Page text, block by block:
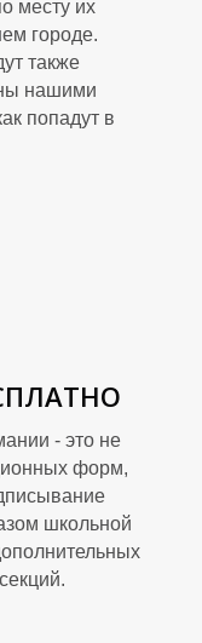
месту их
городе.
также
нашими
попадут в
- это не
форм,
школьной